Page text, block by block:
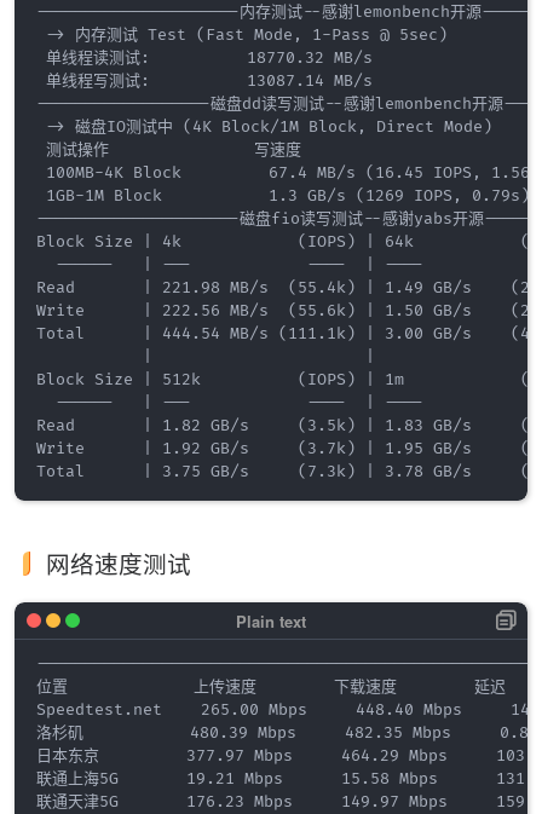
---------------------内存测试--感谢lemonbench开源
-> 内存测试 Test (Fast Mode, 1-Pass @ 5sec)
单线程读测试:          18770.32 MB/s
单线程写测试:          13087.14 MB/s
------------------磁盘dd读写测试--感谢lemonbench开
-> 磁盘IO测试中 (4K Block/1M Block, Direct Mode)
测试操作               写速度
100MB-4K Block         67.4 MB/s (16.45 IOPS,
1GB-1M Block           1.3 GB/s (1269 IOPS,
---------------------磁盘fio读写测试--感谢yabs开源
Block Size | 4k            (IOPS) | 64k
------   | ---            ----  | ----
Read       | 221.98 MB/s  (55.4k) | 1.49 GB/s
Write      | 222.56 MB/s  (55.6k) | 1.50 GB/s
Total      | 444.54 MB/s (111.1k) | 3.00 GB/s
Block Size | 512k          (IOPS) | 1m
------   | ---            ----  | ----
Read       | 1.82 GB/s     (3.5k) | 1.83 GB/s
Write      | 1.92 GB/s     (3.7k) | 1.95 GB/s
网络速度测试
位置             上传速度        下载速度        延迟
Speedtest.net    265.00 Mbps     448.40 Mbps
洛杉矶           480.39 Mbps     482.35 Mbps
日本东京         377.97 Mbps     464.29 Mbps
联通上海5G       19.21 Mbps      15.58 Mbps
联通天津5G       176.23 Mbps     149.97 Mbps